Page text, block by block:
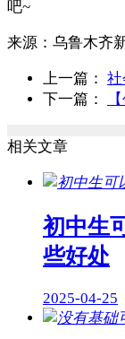
吧~
来源： 乌鲁木齐
上一篇： 社
下一篇：
相关文章
初中生
些好处
2025-04-25